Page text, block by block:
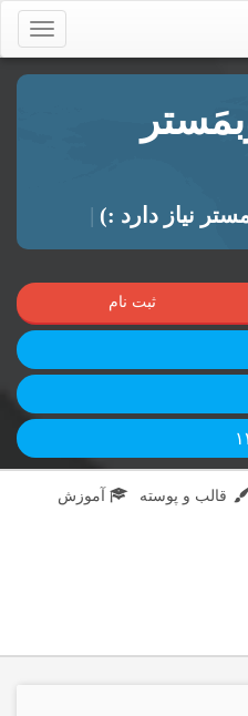
Toggle
نیاز دارد :) |
ثبت نام
قالب و پوسته
آموزش